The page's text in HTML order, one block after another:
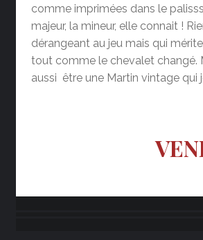
comme imprimées dans le
majeur, la mineur, elle connait !
dérangeant au jeu mais qui mérite
tout comme le chevalet changé.
aussi être une Martin vintage qui